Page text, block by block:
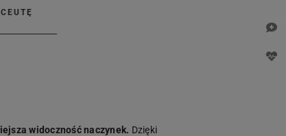
widoczność naczynek. Dzięki